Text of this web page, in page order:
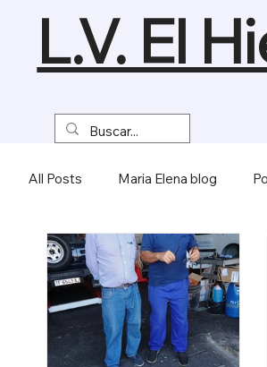
L.V. El
All Posts Maria Elena blog
Eventos y Deportes
Turismo y Naturaleza